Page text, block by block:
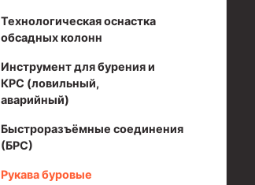
Технологическая оснастка
обсадных колонн
Инструмент для бурения и
КРС (ловильный,
аварийный)
Быстроразъёмные соединения
(БРС)
Рукава буровые